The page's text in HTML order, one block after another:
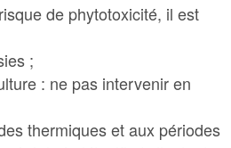
de phytotoxicité, il est
;
: ne pas intervenir en
thermiques et aux périodes